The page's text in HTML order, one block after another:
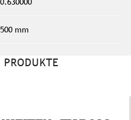
500 mm
PRODUKTE